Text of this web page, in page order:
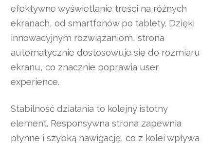
efektywne wyświetlanie treści na różnych
ekranach, od smartfonów po tablety. Dzięki
innowacyjnym rozwiązaniom, strona
automatycznie dostosowuje się do rozmiaru
ekranu, co znacznie poprawia user
experience.
Stabilność działania to kolejny istotny
element. Responsywna strona zapewnia
płynne i szybką nawigację, co z kolei wpływa